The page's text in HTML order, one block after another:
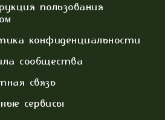
пользования
конфиденциальности
сообщества
связь
сервисы